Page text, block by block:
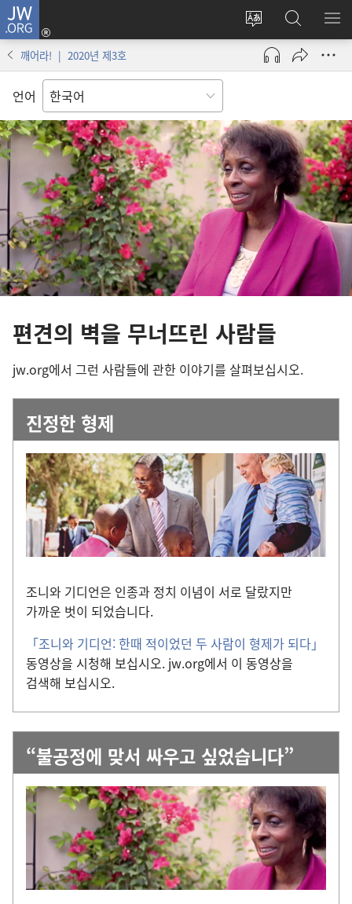
JW.ORG
사이트
언어
변경
로그인
(새로운
열기)
JW.ORG
검색
메
깨어라! | 2020년 제3호
언어
편견의 벽을 무너뜨린 사람들
jw.org에서 그런 사람들에 관한 이야기를 살펴보십시오.
진정한 형제
조니와 기디언은 인종과 정치 이념이 서로 달랐지만
가까운 벗이 되었습니다.
「조니와 기디언: 한때 적이었던 두 사람이 형제가 되다」
동영상을 시청해 보십시오. jw.org에서 이 동영상을
검색해 보십시오.
“불공정에 맞서 싸우고 싶었습니다”